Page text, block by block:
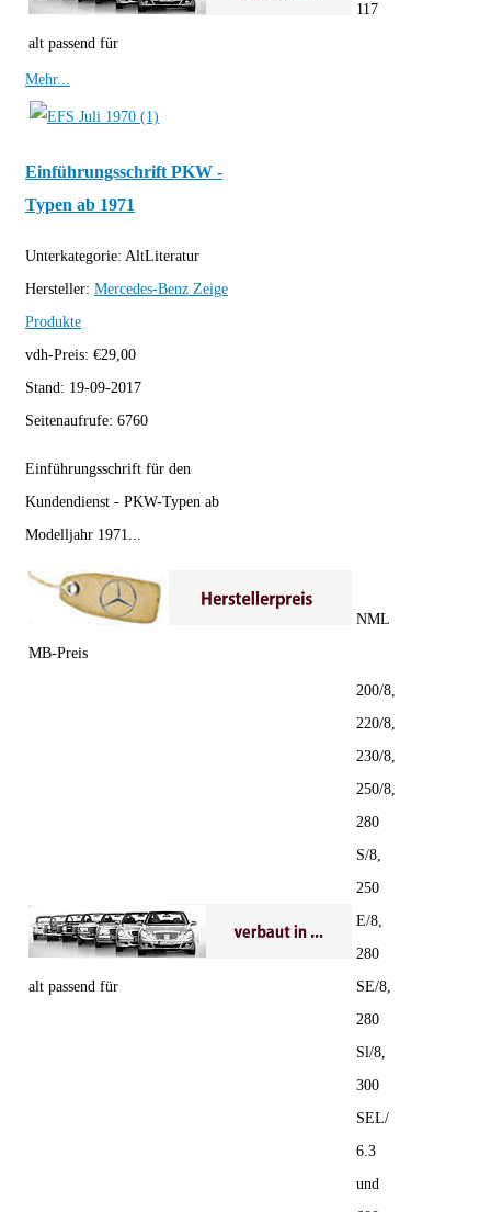
alt passend für
117
Mehr...
Einführungsschrift PKW -
Typen ab 1971
Unterkategorie: AltLiteratur
Hersteller: Mercedes-Benz Zeige
Produkte
vdh-Preis: €29,00
Stand: 19-09-2017
Seitenaufrufe: 6760
Einführungsschrift für den
Kundendienst - PKW-Typen ab
Modelljahr 1971...
MB-Preis
NML
alt passend für
200/8,
220/8,
230/8,
250/8,
280
S/8,
250
E/8,
280
SE/8,
280
Sl/8,
300
SEL/
6.3
und